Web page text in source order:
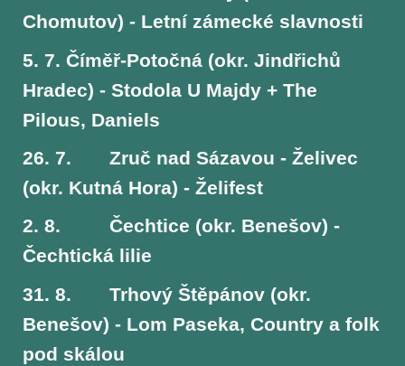
Chomutov) - Letní zámecké slavnosti
5. 7. Číměř-Potočná (okr. Jindřichů
Hradec) - Stodola U Majdy + The
Pilous, Daniels
26. 7.
Zruč nad Sázavou - Želivec
(okr. Kutná Hora) - Želifest
2. 8.
Čechtice (okr. Benešov) -
Čechtická lilie
31. 8.
Trhový Štěpánov (okr.
Benešov) - Lom Paseka, Country a folk
pod skálou